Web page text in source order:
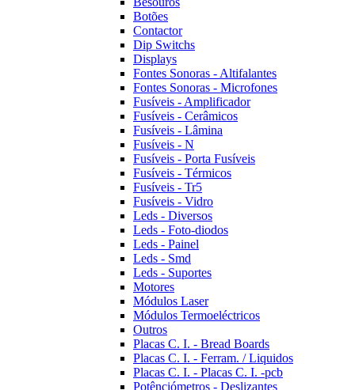
Botões
Contactor
Dip Switchs
Displays
Fontes Sonoras - Altifalantes
Fontes Sonoras - Microfones
Fusíveis - Amplificador
Fusíveis - Cerâmicos
Fusíveis - Lâmina
Fusíveis - N
Fusíveis - Porta Fusíveis
Fusíveis - Térmicos
Fusíveis - Tr5
Fusíveis - Vidro
Leds - Diversos
Leds - Foto-diodos
Leds - Painel
Leds - Smd
Leds - Suportes
Motores
Módulos Laser
Módulos Termoeléctricos
Outros
Placas C. I. - Bread Boards
Placas C. I. - Ferram. / Liquidos
Placas C. I. - Placas C. I. -pcb
Potênciómetros - Deslizantes